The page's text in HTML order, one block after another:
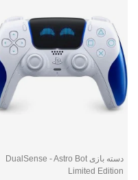
دسته بازی DualSense - Astro Bot
Limited Edition